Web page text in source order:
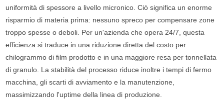
uniformità di spessore a livello micronico. Ciò significa un enorme
risparmio di materia prima: nessuno spreco per compensare zone
troppo spesse o deboli. Per un'azienda che opera 24/7, questa
efficienza si traduce in una riduzione diretta del costo per
chilogrammo di film prodotto e in una maggiore resa per tonnellata
di granulo. La stabilità del processo riduce inoltre i tempi di fermo
macchina, gli scarti di avviamento e la manutenzione,
massimizzando l'uptime della linea di produzione.